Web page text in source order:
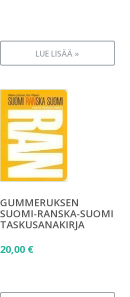
LUE LISÄÄ »
GUMMERUKSEN
SUOMI-RANSKA-SUOMI
TASKUSANAKIRJA
20,00 €